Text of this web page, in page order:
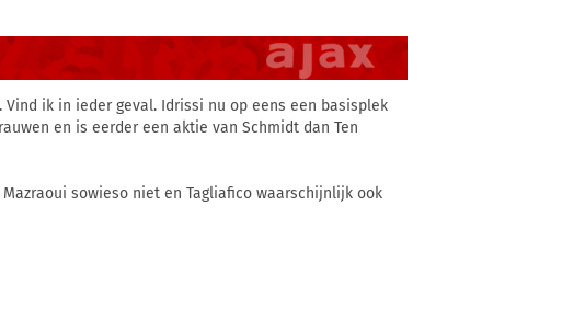
ik in ieder geval. Idrissi nu op eens een basisplek
en is eerder een aktie van Schmidt dan Ten
sowieso niet en Tagliafico waarschijnlijk ook